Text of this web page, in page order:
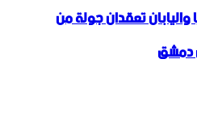
تعقدان جولة من
دمشق